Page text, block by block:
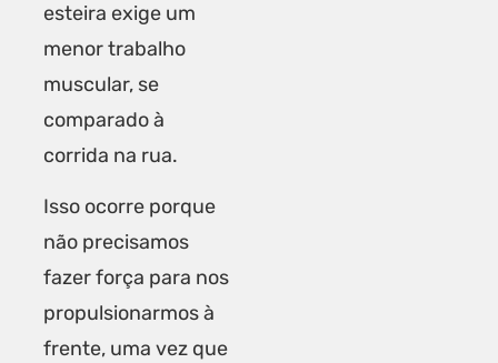
esteira exige um
menor trabalho
muscular, se
comparado à
corrida na rua.
Isso ocorre porque
não precisamos
fazer força para nos
propulsionarmos à
frente, uma vez que